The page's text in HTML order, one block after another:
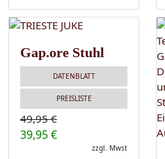
Gap.ore Stuhl
DATENBLATT
PREISLISTE
49,95 €
39,95 €
zzgl. Mwst